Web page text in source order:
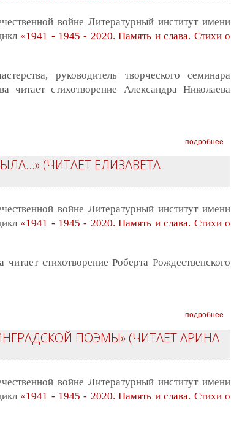
войне Литературный институт имени
«1941 - 1945 - 2020. Память и слава. Стихи о
руководитель творческого семинара
читает стихотворение Александра Николаева
подробнее
(ЧИТАЕТ ЕЛИЗАВЕТА
войне Литературный институт имени
«1941 - 1945 - 2020. Память и слава. Стихи о
стихотворение Роберта Рождественского
подробнее
ПОЭМЫ» (ЧИТАЕТ АРИНА
войне Литературный институт имени
«1941 - 1945 - 2020. Память и слава. Стихи о